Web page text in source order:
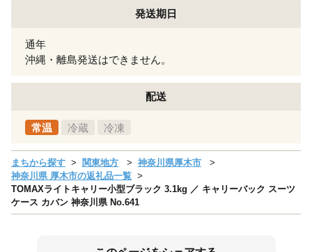
発送期日
通年
沖縄・離島発送はできません。
配送
常温 冷蔵 冷凍
まちから探す 関東地方
神奈川県厚木市
神奈川県 厚木市の返礼品一覧
TOMAXライトキャリー小型ブラック 3.1kg ／ キャリーバック スーツ
ケース カバン 神奈川県 No.641